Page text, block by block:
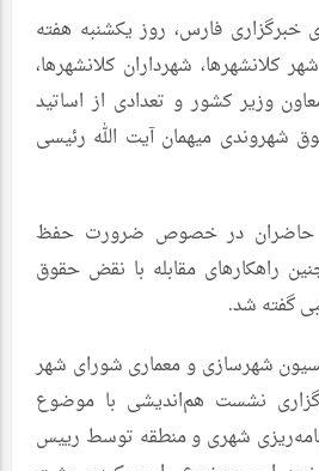
خبرگزاری فارس، روز یکشنبه هفته
کلانشهرها، شهرداران کلانشهرها،
وزیر کشور و تعدادی از اساتید
شهروندی میهمان آیت الله رئیسی
حاضران در خصوص ضرورت حفظ
راهکارهای مقابله با نقض حقوق
گفته شد.
شهرسازی و معماری شورای شهر
نشست هم‌اندیشی با موضوع
شهری و منطقه‌ توسط رییس